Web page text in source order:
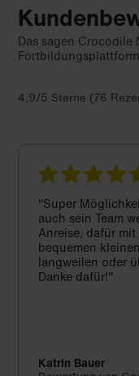
Das sagen
4,9/5 Sterne (76
"Super
auch sein Team
Anreise, dafür
bequemen
langweilen oder
Danke dafür!"
Katrin Bauer